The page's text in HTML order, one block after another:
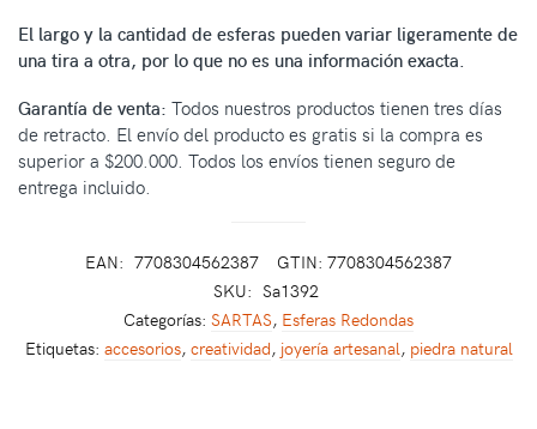
El largo y la cantidad de esferas pueden variar ligeramente de
una tira a otra, por lo que no es una información exacta.
Garantía de venta: Todos nuestros productos tienen tres días
de retracto. El envío del producto es gratis si la compra es
superior a $200.000. Todos los envíos tienen seguro de
entrega incluido.
EAN: 7708304562387
GTIN: 7708304562387
SKU: Sa1392
Categorías: SARTAS, Esferas Redondas
Etiquetas: accesorios, creatividad, joyería artesanal, piedra natural